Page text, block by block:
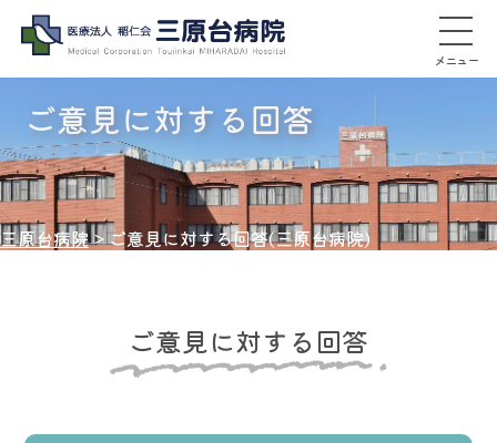
メニュー
ご意見に対する回答
三原台病院>ご意見に対する回答(三原台病院)
ご意見に対する回答